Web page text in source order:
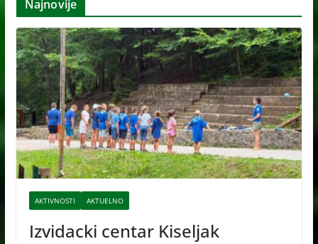
v
e
Najnovije
AKTIVNOSTI AKTUELNO
Izvidacki centar Kiseljak